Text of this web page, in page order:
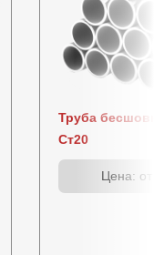
Труба
Ст20
Цена: